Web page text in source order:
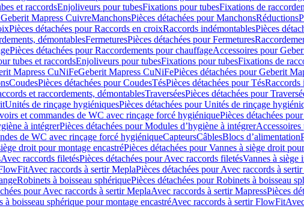
et raccordsEnjoliveurs pour tubesFixations pour tubesFixations de
Mapress CuivreManchonsPièces détachées pour ManchonsRéductions
Pièces détachées pour Raccords en croixRaccords indémontablesPièces
démontablesFermeturesPièces détachées pour Fermetures
Pièces détachées pour Raccordements pour chauffageAccessoires pour
tubes et raccordsEnjoliveurs pour tubesFixations pour tubesFixations de
Mapress CuNiFeGeberit Mapress CuNiFePièces détachées pour Geberit
CoudesPièces détachées pour CoudesTésPièces détachées pour TésRaccords
et raccordements, démontablesTraverséesPièces détachées pour
Unités de rinçage hygiéniquesPièces détachées pour Unités de rinçage
et commandes de WC avec rinçage forcé hygiéniquePièces détachées
à intégrerPièces détachées pour Modules d’hygiène à intégrer
de WC avec rinçage forcé hygiéniqueCapteursCâblesBlocs d’alimentation
droit pour montage encastréPièces détachées pour Vannes à siège droit
Avec raccords filetésPièces détachées pour Avec raccords filetésVannes à siège
Avec raccords à sertir MeplaPièces détachées pour Avec raccords à
Robinets à boisseau sphériquePièces détachées pour Robinets à boisseau
pour Avec raccords à sertir MeplaAvec raccords à sertir MapressPièces
à boisseau sphérique pour montage encastréAvec raccords à sertir FlowFit